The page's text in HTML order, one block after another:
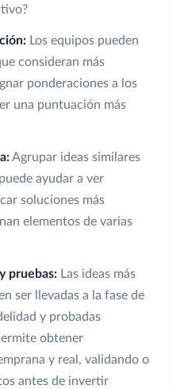
Los equipos pueden
consideran más
ponderaciones a los
una puntuación más
Agrupar ideas similares
ayudar a ver
soluciones más
elementos de varias
pruebas: Las ideas más
ser llevadas a la fase de
y probadas
obtener
y real, validando o
antes de invertir